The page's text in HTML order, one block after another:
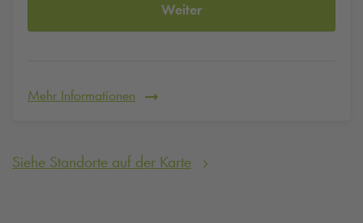
Weiter
Mehr Informationen
Siehe Standorte auf der Karte